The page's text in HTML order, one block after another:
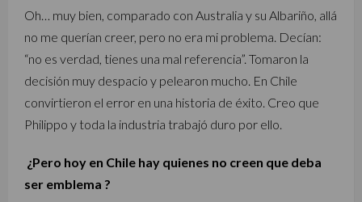
Oh… muy bien, comparado con Australia y su Albariño, allá
no me querían creer, pero no era mi problema. Decían:
“no es verdad, tienes una mal referencia”. Tomaron la
decisión muy despacio y pelearon mucho. En Chile
convirtieron el error en una historia de éxito. Creo que
Philippo y toda la industria trabajó duro por ello.
¿Pero hoy en Chile hay quienes no creen que deba
ser emblema ?